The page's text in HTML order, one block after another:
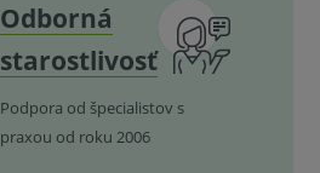
Odborná
starostlivosť
Podpora od špecialistov s
praxou od roku 2006